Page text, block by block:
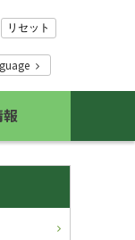
リセット
報